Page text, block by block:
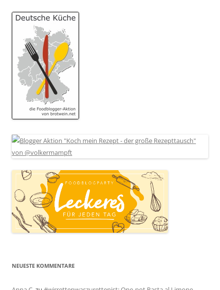
NEUESTE KOMMENTARE